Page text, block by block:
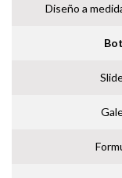
Diseño a